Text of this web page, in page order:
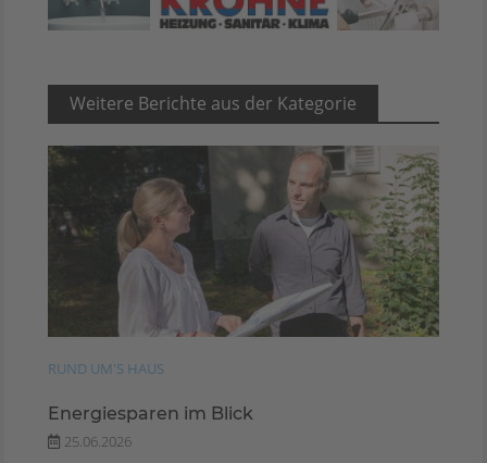
Weitere Berichte aus der Kategorie
RUND UM'S HAUS
Energiesparen im Blick
25.06.2026